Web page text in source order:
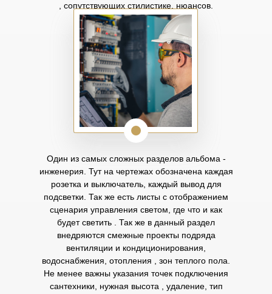
, сопутствующих стилистике, нюансов.
Один из самых сложных разделов альбома -
инженерия. Тут на чертежах обозначена каждая
розетка и выключатель, каждый вывод для
подсветки. Так же есть листы с отображением
сценария управления светом, где что и как
будет светить . Так же в данный раздел
внедряются смежные проекты подряда
вентиляции и кондиционирования,
водоснабжения, отопления , зон теплого пола.
Не менее важны указания точек подключения
сантехники, нужная высота , удаление, тип